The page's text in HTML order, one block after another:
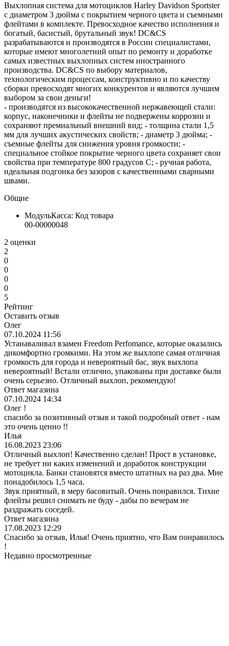
Выхлопная система для мотоциклов Harley Davidson Sportster
с диаметром 3 дюйма с покрытием черного цвета и съемными
флейтами в комплекте. Превосходное качество исполнения и
богатый, басистый, брутальный звук! DC&CS
разрабатываются и производятся в России специалистами,
которые имеют многолетний опыт по ремонту и доработке
самых известных выхлопных систем иностранного
производства. DC&CS по выбору материалов,
технологическим процессам, конструктивно и по качеству
сборки превосходят многих конкурентов и являются лучшим
выбором за свои деньги!
- производятся из высококачественной нержавеющей стали:
корпус, наконечники и флейты не подвержены коррозии и
сохраняют премиальный внешний вид; - толщина стали 1,5
мм для лучших акустических свойств; - диаметр 3 дюйма; -
съемные флейты для снижения уровня громкости; -
специальное стойкое покрытие черного цвета сохраняет свои
свойства при температуре 800 градусов С; - ручная работа,
идеальная подгонка без зазоров с качественными сварными
швами.
Общие
МодульКасса: Код товара
00-00000048
2 оценки
2
0
0
0
0
5
Рейтинг
Оставить отзыв
Олег
07.10.2024 11:56
Устанаваливал взамен Freedom Perfomance, которые оказались
дикомфортно громкими. На этом же выхлопе самая отличная
громкость для города и невероятный бас, звук выхлопа
невероятный! Встали отлично, упакованы при доставке были
очень серьезно. Отличный выхлоп, рекомендую!
Ответ магазина
07.10.2024 14:34
Олег !
спасибо за позитивный отзыв и такой подробный ответ - нам
это очень ценно !!
Илья
16.08.2023 23:06
Отличный выхлоп! Качественно сделан! Прост в установке,
не требует ни каких изменений и доработок конструкции
мотоцикла. Банки становятся вместо штатных на раз два. Мне
понадобилось 1,5 часа.
Звук приятный, в меру басовитый. Очень понравился. Тихие
флейты решил снимать не буду - дабы по вечерам не
раздражать соседей.
Ответ магазина
17.08.2023 12:29
Спасибо за отзыв, Илья! Очень приятно, что Вам понравилось
!
Недавно просмотренные